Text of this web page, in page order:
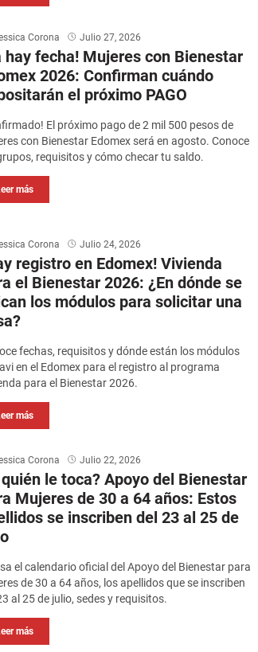
Corona Julio 27, 2026
hay fecha! Mujeres con Bienestar
2026: Confirman cuándo
el próximo PAGO
El próximo pago de 2 mil 500 pesos de
con Bienestar Edomex será en agosto. Conoce
requisitos y cómo checar tu saldo.
más
Corona Julio 24, 2026
registro en Edomex! Vivienda
el Bienestar 2026: ¿En dónde se
los módulos para solicitar una
fechas, requisitos y dónde están los módulos
en el Edomex para el registro al programa
para el Bienestar 2026.
más
Corona Julio 22, 2026
le toca? Apoyo del Bienestar
Mujeres de 30 a 64 años: Estos
se inscriben del 23 al 25 de
el calendario oficial del Apoyo del Bienestar para
de 30 a 64 años, los apellidos que se inscriben
al 25 de julio, sedes y requisitos.
más